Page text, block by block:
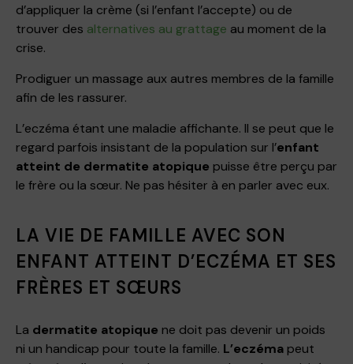
d’appliquer la crème (si l’enfant l’accepte​) ou​ de
trouver des alternatives au grattage au moment de la
crise.
Prodiguer un massage aux autres membres de la famille
afin de les rassurer.
L’eczéma étant une maladie affichante. Il se peut que le
regard parfois insistant de la population sur l’enfant
atteint de dermatite atopique puisse être perçu par
l​e​ frère ou la​ sœur. Ne pas hésiter à en parler​ avec eux​.
LA VIE DE FAMILLE AVEC SON
ENFANT ATTEINT D’ECZÉMA ET SES
FRÈRES ET SŒURS
La dermatite atopique ne doit pas devenir un poids
ni un handicap pour toute la famille. L’eczéma peut